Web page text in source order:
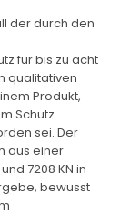
der durch den
für bis zu acht
qualitativen
Produkt,
Schutz
sei. Der
aus einer
7208 KN in
bewusst